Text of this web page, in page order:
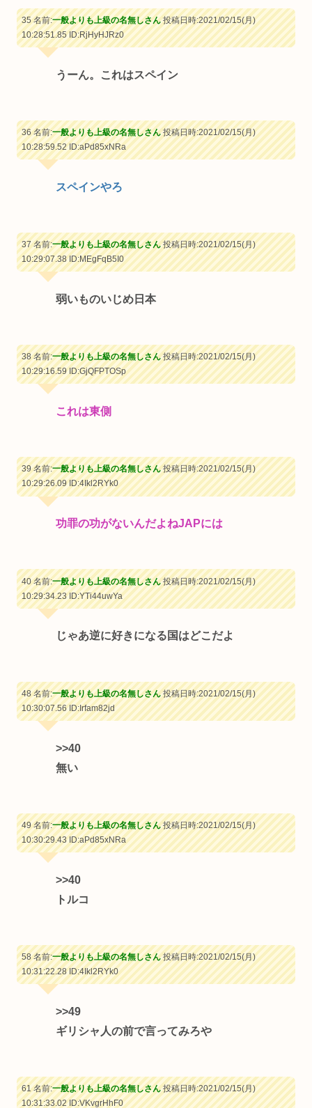
35 名前:一般よりも上級の名無しさん投稿日時:2021/02/15(月)
10:28:51.85ID:RjHyHJRz0
うーん。これはスペイン
36 名前:一般よりも上級の名無しさん投稿日時:2021/02/15(月)
10:28:59.52ID:aPd85xNRa
スペインやろ
37 名前:一般よりも上級の名無しさん投稿日時:2021/02/15(月)
10:29:07.38ID:MEgFqB5I0
弱いものいじめ日本
38 名前:一般よりも上級の名無しさん投稿日時:2021/02/15(月)
10:29:16.59ID:GjQFPTOSp
これは東側
39 名前:一般よりも上級の名無しさん投稿日時:2021/02/15(月)
10:29:26.09ID:4Ikl2RYk0
功罪の功がないんだよねJAPには
40 名前:一般よりも上級の名無しさん投稿日時:2021/02/15(月)
10:29:34.23ID:YTi44uwYa
じゃあ逆に好きになる国はどこだよ
48 名前:一般よりも上級の名無しさん投稿日時:2021/02/15(月)
10:30:07.56ID:Irfam82jd
>>40
無い
49 名前:一般よりも上級の名無しさん投稿日時:2021/02/15(月)
10:30:29.43ID:aPd85xNRa
>>40
トルコ
58 名前:一般よりも上級の名無しさん投稿日時:2021/02/15(月)
10:31:22.28ID:4Ikl2RYk0
>>49
ギリシャ人の前で言ってみろや
61 名前:一般よりも上級の名無しさん投稿日時:2021/02/15(月)
10:31:33.02ID:VKvgrHhF0